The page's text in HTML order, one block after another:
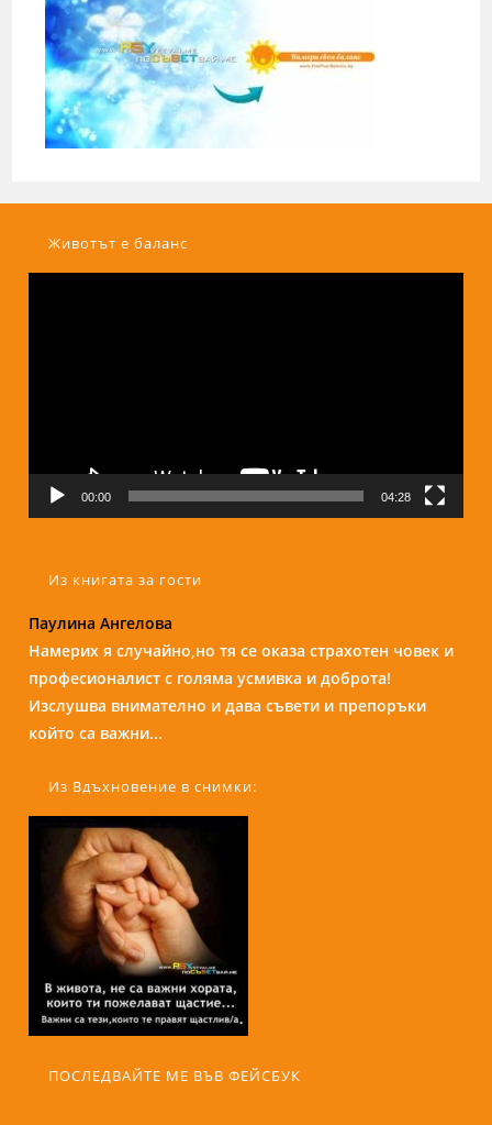
Животът е баланс
00:00 04:28
Из книгата за гости
Надежда Б.
Бори е изключителен човек и специалист. С
присъствието и усмивката си те кара да се чувстваш
спокойно и уютно сякаш си на кафе с приятелка....